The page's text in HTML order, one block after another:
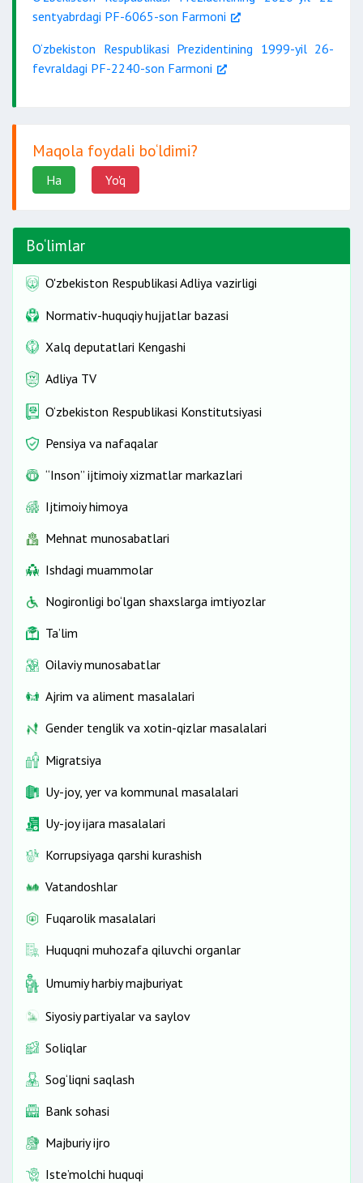
sentyabrdagi PF-6065-son Farmoni
O‘zbekiston Respublikasi Prezidentining 1999-yil 26-
fevraldagi PF-2240-son Farmoni
Maqola foydali bo‘ldimi?
Ha Yo'q
Bo‘limlar
O'zbekiston Respublikasi Adliya vazirligi
Normativ-huquqiy hujjatlar bazasi
Xalq deputatlari Kengashi
Adliya TV
O‘zbekiston Respublikasi Konstitutsiyasi
Pensiya va nafaqalar
“Inson” ijtimoiy xizmatlar markazlari
Ijtimoiy himoya
Mehnat munosabatlari
Ishdagi muammolar
Nogironligi bo‘lgan shaxslarga imtiyozlar
Ta’lim
Oilaviy munosabatlar
Ajrim va aliment masalalari
Gender tenglik va xotin-qizlar masalalari
Migratsiya
Uy-joy, yer va kommunal masalalari
Uy-joy ijara masalalari
Korrupsiyaga qarshi kurashish
Vatandoshlar
Fuqarolik masalalari
Huquqni muhozafa qiluvchi organlar
Umumiy harbiy majburiyat
Siyosiy partiyalar va saylov
Soliqlar
Sog‘liqni saqlash
Bank sohasi
Majburiy ijro
Iste’molchi huquqi